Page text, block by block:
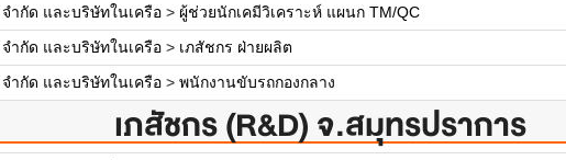
ำกัด และบริษัทในเครือ> ผู้ช่วยนักเคมีวิเคราะห์ แผนก TM/QC
ำกัด และบริษัทในเครือ> เภสัชกร ฝ่ายผลิต
ำกัด และบริษัทในเครือ> พนักงานขับรถกองกลาง
เภสัชกร (R&D) จ.สมุทรปราการ